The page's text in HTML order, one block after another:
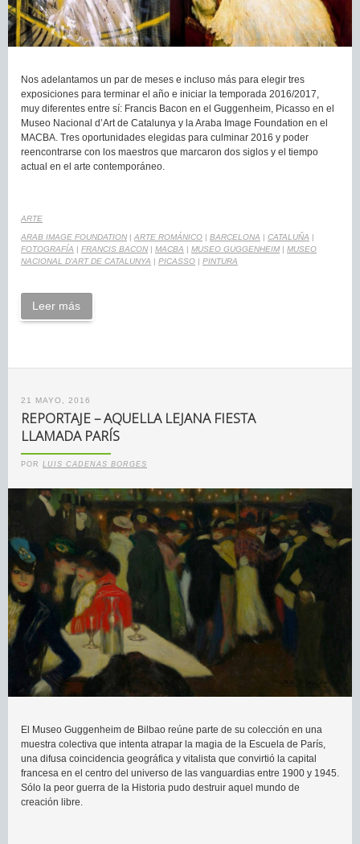
Nos adelantamos un par de meses e incluso más para elegir tres
exposiciones para terminar el año e iniciar la temporada 2016/2017,
muy diferentes entre sí: Francis Bacon en el Guggenheim, Picasso en el
Museo Nacional d’Art de Catalunya y la Araba Image Foundation en el
MACBA. Tres oportunidades elegidas para culminar 2016 y poder
reencontrarse con los maestros que marcaron dos siglos y el tiempo
actual en el arte contemporáneo.
ARTE
ARAB IMAGE FOUNDATION | ARTE ROMÁNICO | BARCELONA | CATALUÑA |
FOTOGRAFÍA | FRANCIS BACON | MACBA | MUSEO GUGGENHEIM | MUSEO
NACIONAL D'ART DE CATALUNYA | PICASSO | PINTURA
Leer más
21 MAYO, 2016
REPORTAJE – AQUELLA LEJANA FIESTA
LLAMADA PARÍS
POR LUIS CADENAS BORGES
El Museo Guggenheim de Bilbao reúne parte de su colección en una
muestra colectiva que intenta atrapar la magia de la Escuela de París,
una difusa coincidencia geográfica y vitalista que convirtió la capital
francesa en el centro del universo de las vanguardias entre 1900 y 1945.
Sólo la peor guerra de la Historia pudo destruir aquel mundo de
creación libre.